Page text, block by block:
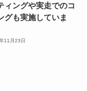
ィングや実走でのコ
グも実施していま
11月23日